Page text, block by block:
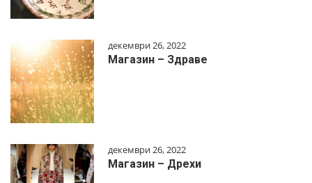
декември 26, 2022
Магазин – Здраве
декември 26, 2022
Магазин – Дрехи